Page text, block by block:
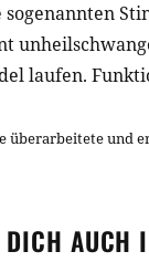
sogenannten
laufen.
überarbeitete und
AUCH